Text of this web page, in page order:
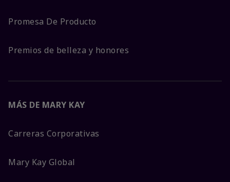
Promesa De Producto
Premios de belleza y honores
MÁS DE MARY KAY
Carreras Corporativas
Mary Kay Global